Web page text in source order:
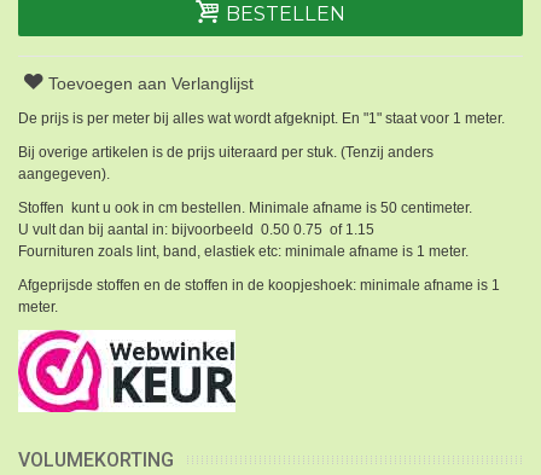
BESTELLEN
Toevoegen aan Verlanglijst
De prijs is per meter bij alles wat wordt afgeknipt. En "1" staat voor 1 meter.
Bij overige artikelen is de prijs uiteraard per stuk. (Tenzij anders
aangegeven).
Stoffen kunt u ook in cm bestellen. Minimale afname is 50 centimeter.
U vult dan bij aantal in: bijvoorbeeld 0.50 0.75 of 1.15
Fournituren zoals lint, band, elastiek etc: minimale afname is 1 meter.
Afgeprijsde stoffen en de stoffen in de koopjeshoek: minimale afname is 1
meter.
VOLUMEKORTING